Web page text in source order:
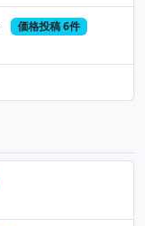
価格投稿 6件